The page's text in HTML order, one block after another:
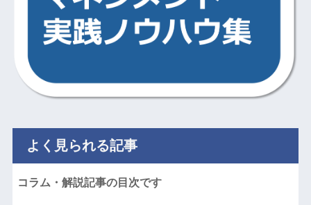
よく見られる記事
コラム・解説記事の目次です